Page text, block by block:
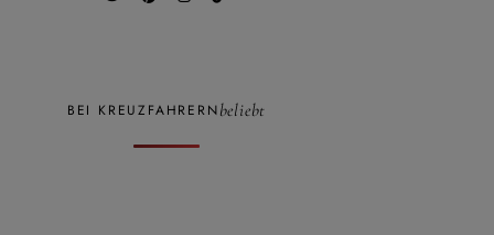
BEI KREUZFAHRERNbeliebt